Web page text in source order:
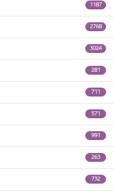
1187
2768
3024
281
711
571
991
263
732